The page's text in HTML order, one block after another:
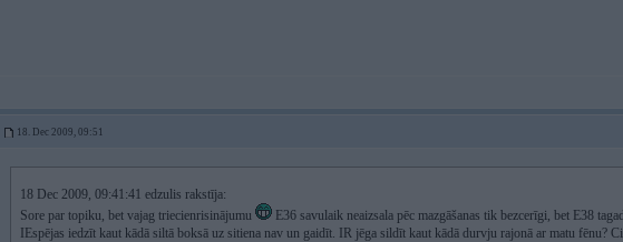
18. Dec 2009, 09:51
18 Dec 2009, 09:41:41 edzulis rakstīja:
Sore par topiku, bet vajag triecienrisinājumu
E36 savulaik neaizsala pēc mazgāšanas tik bezcerīgi, bet E38
IEspējas iedzīt kaut kādā siltā boksā uz sitiena nav un gaidīt. IR jēga sildīt kaut kādā durvju rajonā ar matu fēnu?